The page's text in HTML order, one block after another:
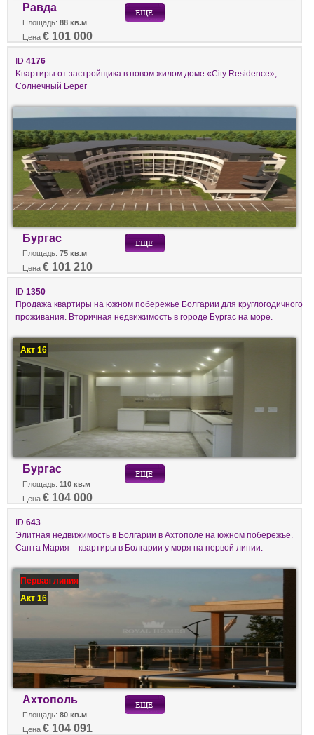
Равда
Площадь: 88 кв.м
Цена € 101 000
ID 4176
Kвартиры от застройщика в новом жилом доме «City Residence»,
Солнечный Берег
Бургас
Площадь: 75 кв.м
Цена € 101 210
ID 1350
Продажа квартиры на южном побережье Болгарии для круглогодичного
проживания. Вторичная недвижимость в городе Бургас на море.
Акт 16
Бургас
Площадь: 110 кв.м
Цена € 104 000
ID 643
Элитная недвижимость в Болгарии в Ахтополе на южном побережье.
Санта Мария – квартиры в Болгарии у моря на первой линии.
Первая линия
Акт 16
Ахтополь
Площадь: 80 кв.м
Цена € 104 091